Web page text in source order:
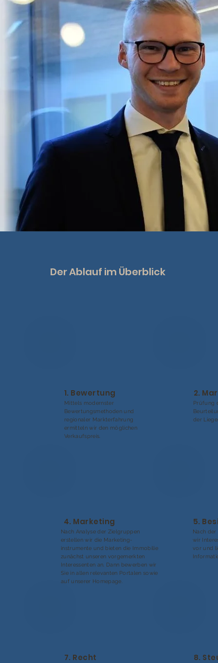
Der Ablauf im Überblick
1. Bewertung
Mittels modernster
Bewertungsmethoden und
regionaler Markterfahrung
ermitteln wir den möglichen
Verkaufspreis.
2.
Prüfung
der
4. Marketing
Nach Analyse der Zielgruppen
erstellen wir die Marketing-
instrumente und bieten die Immobilie
zunächst unseren vorgemerkten
Interessenten an. Dann bewerben wir
Sie in allen relevanten Portalen sowie
auf unserer Homepage.
5.
Nach
wir
vor und
7. Recht 8.